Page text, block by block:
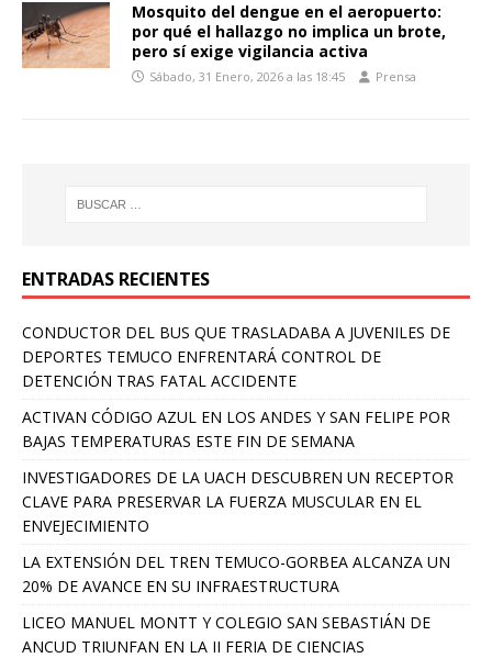
Mosquito del dengue en el aeropuerto:
por qué el hallazgo no implica un brote,
pero sí exige vigilancia activa
Sábado, 31 Enero, 2026 a las 18:45 Prensa
ENTRADAS RECIENTES
CONDUCTOR DEL BUS QUE TRASLADABA A JUVENILES DE
DEPORTES TEMUCO ENFRENTARÁ CONTROL DE
DETENCIÓN TRAS FATAL ACCIDENTE
ACTIVAN CÓDIGO AZUL EN LOS ANDES Y SAN FELIPE POR
BAJAS TEMPERATURAS ESTE FIN DE SEMANA
INVESTIGADORES DE LA UACH DESCUBREN UN RECEPTOR
CLAVE PARA PRESERVAR LA FUERZA MUSCULAR EN EL
ENVEJECIMIENTO
LA EXTENSIÓN DEL TREN TEMUCO-GORBEA ALCANZA UN
20% DE AVANCE EN SU INFRAESTRUCTURA
LICEO MANUEL MONTT Y COLEGIO SAN SEBASTIÁN DE
ANCUD TRIUNFAN EN LA II FERIA DE CIENCIAS